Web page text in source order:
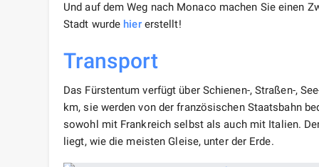
Und auf dem Weg nach Monaco machen Sie einen
Stadt wurde hiererstellt!
Transport
Das Fürstentum verfügt über Schienen-, Straßen-,
km, sie werden von der französischen Staatsbahn
sowohl mit Frankreich selbst als auch mit Italien.
liegt, wie die meisten Gleise, unter der Erde.